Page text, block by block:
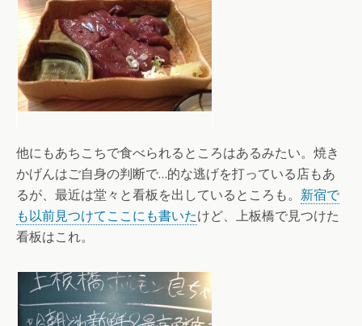
他にもあちこちで食べられるところはあるみたい。焼き
かげんはご自身の判断で…的な逃げを打っている店もあ
るが、最近は堂々と看板を出しているところも。 新宿で
も以前見つけてここにも書いたけど、上板橋で見つけた
看板はこれ。